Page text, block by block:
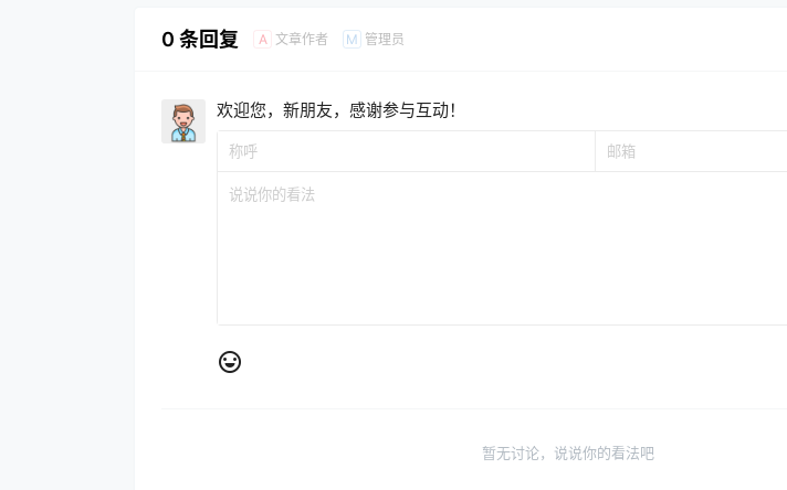
0 条回复 A 文章作者 M 管理员
欢迎您，新朋友，感谢参与互动！
暂无讨论，说说你的看法吧